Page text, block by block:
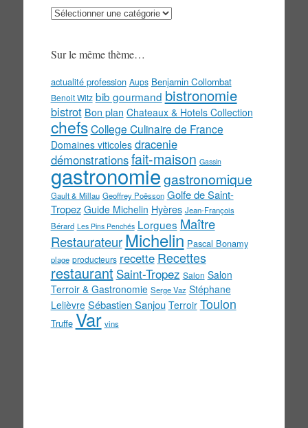
Au
Sur le même thème…
actualité profession Aups Benjamin Collombat
Benoit Witz bib gourmand bistronomie
bistrot Bon plan Chateaux & Hotels Collection
chefs College Culinaire de France
Domaines viticoles dracenie
démonstrationsfait-maison Gassin
gastronomiegastronomique
Gault & Millau Geoffrey Poësson Golfe de Saint-
Tropez Guide Michelin Hyères Jean-François
Bérard Les Pins Penchés Lorgues Maître
Restaurateur Michelin Pascal Bonamy
plage producteurs recette Recettes
restaurant Saint-Tropez Salon Salon
Terroir & Gastronomie Serge Vaz Stéphane
Lelièvre Sébastien Sanjou Terroir Toulon
Truffe Var vins